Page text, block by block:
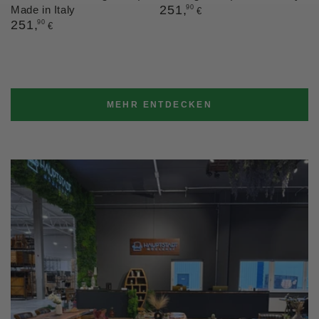
Made in Italy
Regulärer
251,90 €
Regulärer
251,90 €
MEHR ENTDECKEN